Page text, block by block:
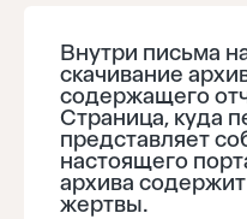
Внутри письма
скачивание
содержащего
Страница, куда
представляет
настоящего
архива
жертвы.